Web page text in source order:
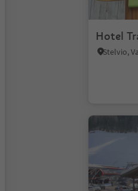
Hotel
Stelvio,